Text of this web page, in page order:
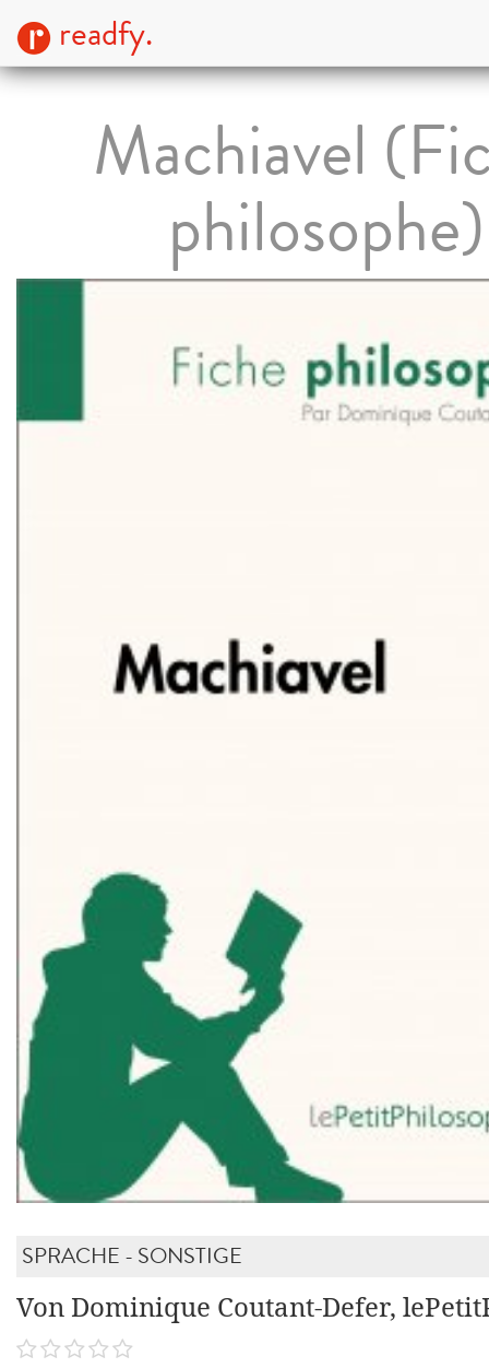
readfy.
Machiavel
philosophe)
SPRACHE - SONSTIGE
Von Dominique Coutant-Defer,